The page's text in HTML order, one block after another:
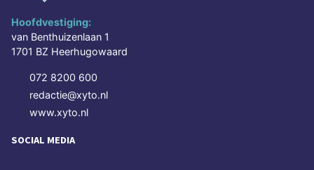
Hoofdvestiging:
van Benthuizenlaan 1
1701 BZ Heerhugowaard
072 8200 600
redactie@xyto.nl
www.xyto.nl
SOCIAL MEDIA